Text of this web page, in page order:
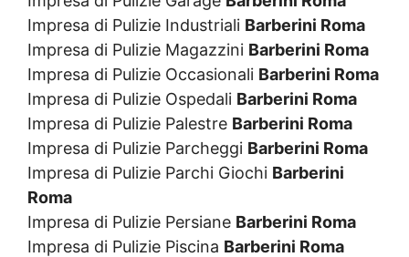
Impresa di Pulizie Industriali Barberini Roma
Impresa di Pulizie Magazzini Barberini Roma
Impresa di Pulizie Occasionali Barberini Roma
Impresa di Pulizie Ospedali Barberini Roma
Impresa di Pulizie Palestre Barberini Roma
Impresa di Pulizie Parcheggi Barberini Roma
Impresa di Pulizie Parchi Giochi Barberini
Roma
Impresa di Pulizie Persiane Barberini Roma
Impresa di Pulizie Piscina Barberini Roma